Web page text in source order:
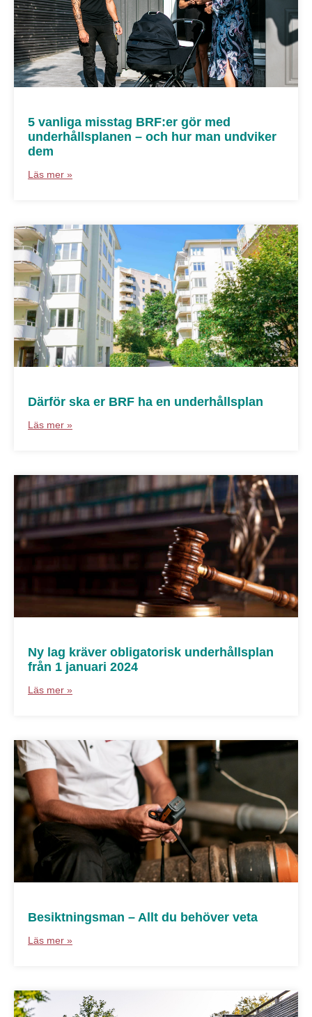
5 vanliga misstag BRF:er gör med
underhållsplanen – och hur man undviker
dem
Läs mer »
Därför ska er BRF ha en underhållsplan
Läs mer »
Ny lag kräver obligatorisk underhållsplan
från 1 januari 2024
Läs mer »
Besiktningsman – Allt du behöver veta
Läs mer »